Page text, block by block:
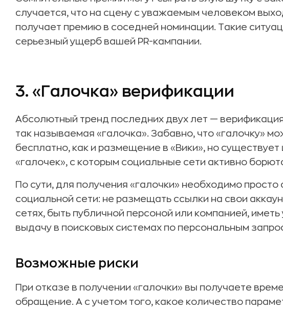
случается, что на сцену с уважаемым человеком
получает премию в соседней номинации. Такие
серьезный ущерб вашей PR-кампании.
3. «Галочка» верификации
Абсолютный тренд последних двух лет —
так называемая «галочка». Забавно, что «галочку»
бесплатно, как и размещение в «Вики», но
«галочек», с которым социальные сети активно
По сути, для получения «галочки» необходимо
социальной сети: не размещать ссылки на свои
сетях, быть публичной персоной или компанией,
выдачу в поисковых системах по персональным
Возможные риски
При отказе в получении «галочки» вы получаете
обращение. А с учетом того, какое количество